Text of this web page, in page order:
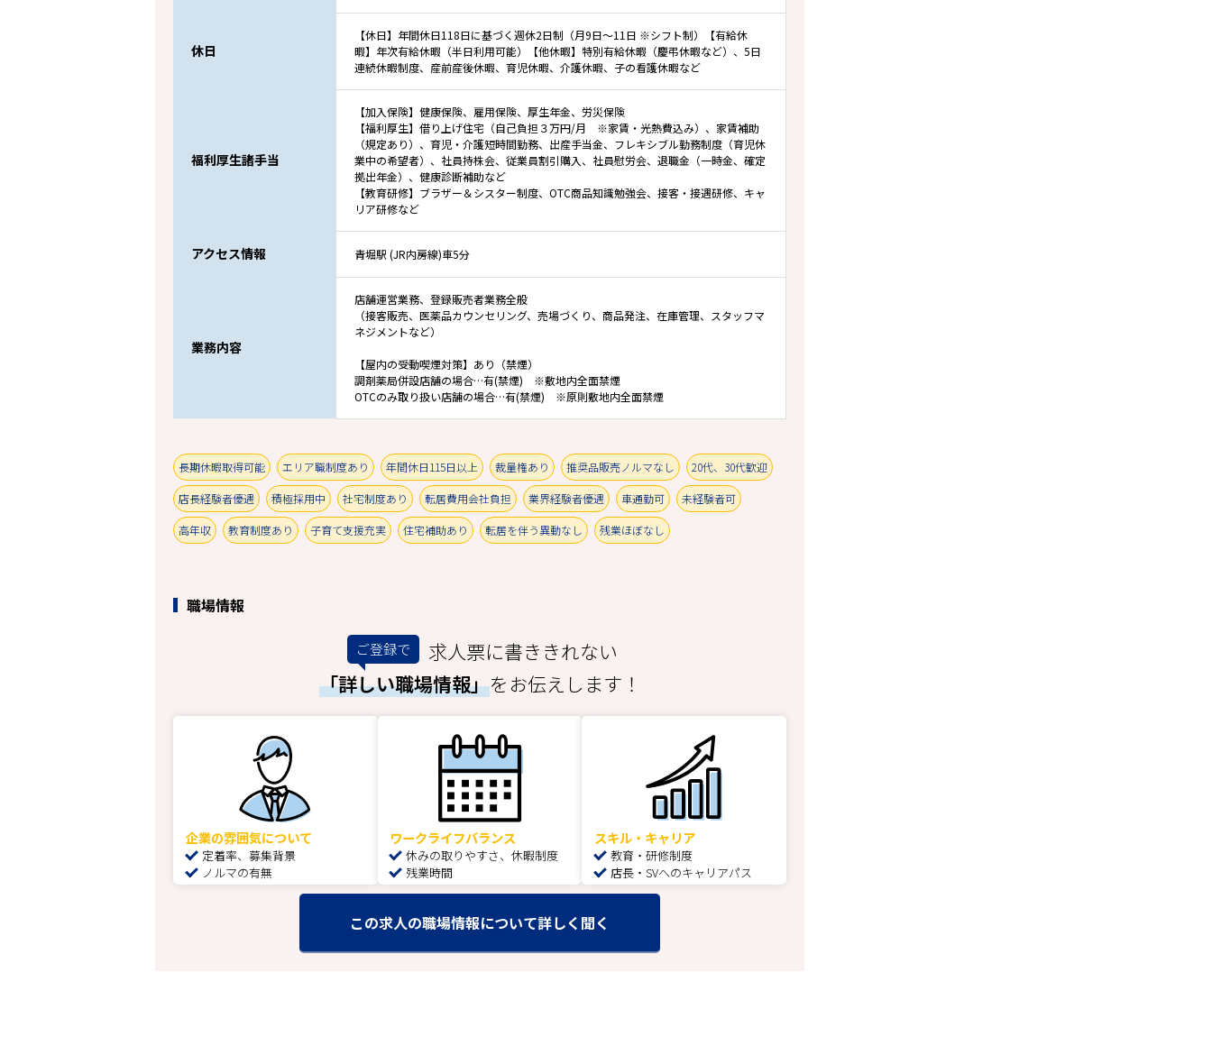
休日
【休日】年間休日118日に基づく週休2日制（月9日～11日 ※シフト制）【有給休
暇】年次有給休暇（半日利用可能）【他休暇】特別有給休暇（慶弔休暇など）、5日
連続休暇制度、産前産後休暇、育児休暇、介護休暇、子の看護休暇など
福利厚生諸手当
【加入保険】健康保険、雇用保険、厚生年金、労災保険
【福利厚生】借り上げ住宅（自己負担３万円/月 ※家賃・光熱費込み）、家賃補助
（規定あり）、育児・介護短時間勤務、出産手当金、フレキシブル勤務制度（育児休
業中の希望者）、社員持株会、従業員割引購入、社員慰労会、退職金（一時金、確定
拠出年金）、健康診断補助など
【教育研修】ブラザー＆シスター制度、OTC商品知識勉強会、接客・接遇研修、キャ
リア研修など
アクセス情報 青堀駅 (JR内房線)車5分
業務内容
店舗運営業務、登録販売者業務全般
（接客販売、医薬品カウンセリング、売場づくり、商品発注、在庫管理、スタッフマ
ネジメントなど）
【屋内の受動喫煙対策】あり（禁煙）
調剤薬局併設店舗の場合…有(禁煙) ※敷地内全面禁煙
OTCのみ取り扱い店舗の場合…有(禁煙) ※原則敷地内全面禁煙
長期休暇取得可能 エリア職制度あり 年間休日115日以上 裁量権あり 推奨品販売ノルマなし 20代、30代歓迎
店長経験者優遇 積極採用中 社宅制度あり 転居費用会社負担 業界経験者優遇 車通勤可 未経験者可
高年収 教育制度あり 子育て支援充実 住宅補助あり 転居を伴う異動なし 残業ほぼなし
職場情報
ご登録で
求人票に書ききれない
「詳しい職場情報」をお伝えします！
企業の雰囲気について
定着率、募集背景
ノルマの有無
ワークライフバランス
休みの取りやすさ、休暇制度
残業時間
スキル・キャリア
教育・研修制度
店長・SVへのキャリアパス
この求人の職場情報について詳しく聞く